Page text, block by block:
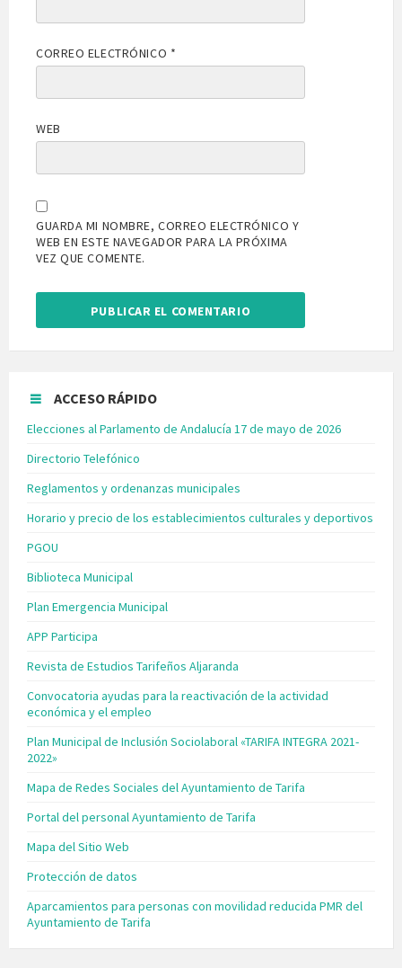
CORREO ELECTRÓNICO *
WEB
GUARDA MI NOMBRE, CORREO ELECTRÓNICO Y
WEB EN ESTE NAVEGADOR PARA LA PRÓXIMA
VEZ QUE COMENTE.
ACCESO RÁPIDO
Elecciones al Parlamento de Andalucía 17 de mayo de 2026
Directorio Telefónico
Reglamentos y ordenanzas municipales
Horario y precio de los establecimientos culturales y deportivos
PGOU
Biblioteca Municipal
Plan Emergencia Municipal
APP Participa
Revista de Estudios Tarifeños Aljaranda
Convocatoria ayudas para la reactivación de la actividad
económica y el empleo
Plan Municipal de Inclusión Sociolaboral «TARIFA INTEGRA 2021-
2022»
Mapa de Redes Sociales del Ayuntamiento de Tarifa
Portal del personal Ayuntamiento de Tarifa
Mapa del Sitio Web
Protección de datos
Aparcamientos para personas con movilidad reducida PMR del
Ayuntamiento de Tarifa